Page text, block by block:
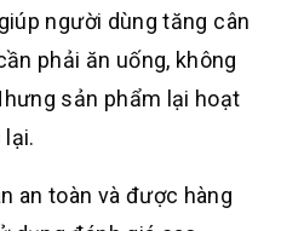
người dùng tăng cân
phải ăn uống, không
sản phẩm lại hoạt
an toàn và được hàng